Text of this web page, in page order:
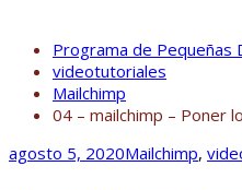
Programa de Pequeñas
videotutoriales
Mailchimp
04 – mailchimp – Poner
agosto 5, 2020Mailchimp,